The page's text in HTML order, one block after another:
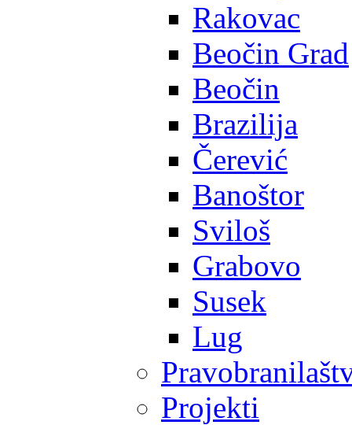
Rakovac
Beočin Grad
Beočin
Brazilija
Čerević
Banoštor
Sviloš
Grabovo
Susek
Lug
Projekti